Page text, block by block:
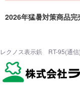
2026年猛暑対策商品完
レクノス表示鋲 RT-95(通